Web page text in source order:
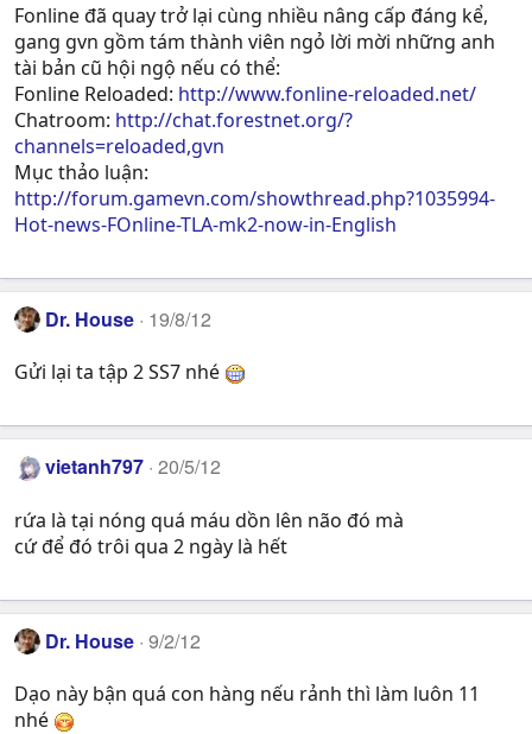
Fonline đã quay trở lại cùng nhiều nâng cấp đáng kể,
gang gvn gồm tám thành viên ngỏ lời mời những anh
tài bản cũ hội ngộ nếu có thể:
Fonline Reloaded: http://www.fonline-reloaded.net/
Chatroom: http://chat.forestnet.org/?
channels=reloaded,gvn
Mục thảo luận:
http://forum.gamevn.com/showthread.php?1035994-
Hot-news-FOnline-TLA-mk2-now-in-English
Dr. House 19/8/12
Gửi lại ta tập 2 SS7 nhé
vietanh797 20/5/12
rứa là tại nóng quá máu dồn lên não đó mà
cứ để đó trôi qua 2 ngày là hết
Dr. House 9/2/12
Dạo này bận quá con hàng nếu rảnh thì làm luôn 11
nhé